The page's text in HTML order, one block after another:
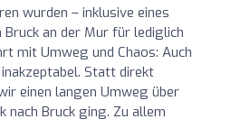
wurden – inklusive eines
an der Mur für lediglich
mit Umweg und Chaos: Auch
Statt direkt
einen langen Umweg über
nach Bruck ging. Zu allem